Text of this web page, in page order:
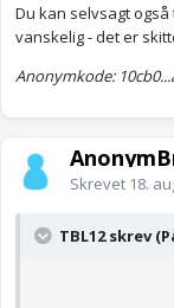
Anonymkode:
Du kan selvsagt
vanskelig - det er
Anonymkode:
Skrevet 18.
TBL12 skrev